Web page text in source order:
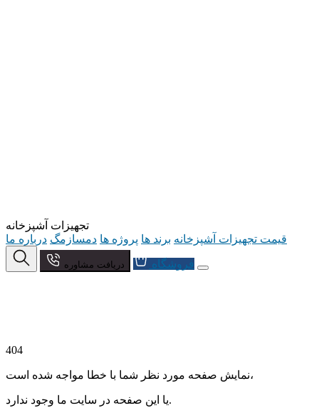
تجهیزات آشپزخانه
قیمت تجهیزات آشپزخانه برند ها پروژه ها دمسازمگ درباره ما
دریافت مشاوره فروشگاه
404
نمایش صفحه مورد نظر شما با خطا مواجه شده است،
یا این صفحه در سایت ما وجود ندارد.